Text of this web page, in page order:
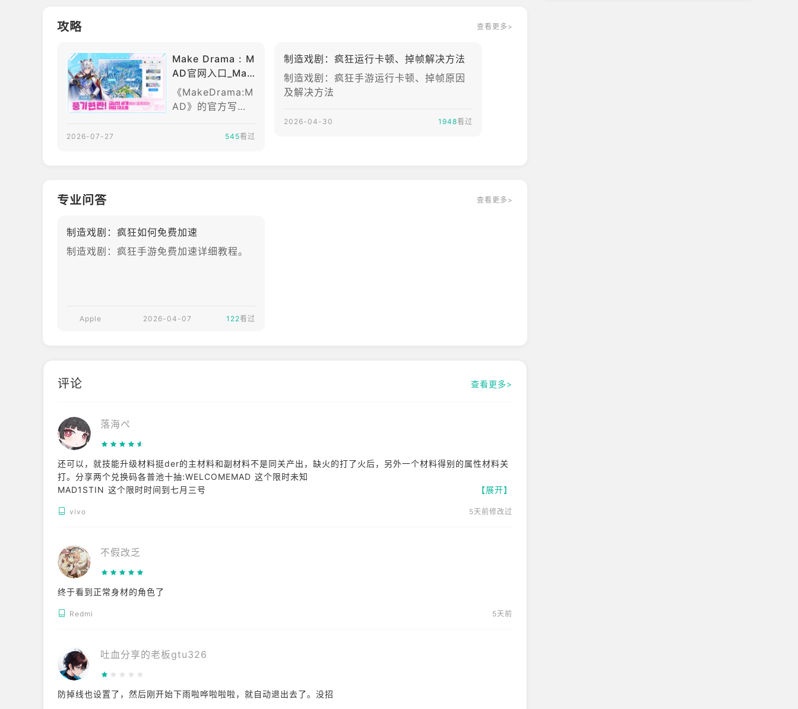
利用角色间的默契和协同作用，享受策略战斗的乐趣！
在霓虹闪烁的战场上，预测无数种可能性，完美掌控紧张局势，体验刺激！
超越简单的战斗，探索终极组合，体验真正的实时战斗！
■ 全新的开始！打造你独一无二的终极派对！
通过深入的交流和情感的分享，解锁秘密而精彩的故事！
在刺激感官、满足五感的浪漫故事中，体验极致的感官享受！
【可选访问权限】
- 通知：用于应用推送通知
- 照片：用于上传设备上存储的照片
* 即使您不同意授予可选访问权限，您仍然可以使用该服务。
【如何撤销访问权限】
---- 开发者联系方式：
Wemade Connect Co.,Ltd. 6楼，京畿道城南市盆唐区板桥路240号，邮编：13493
韩国 220-87-48481 京畿道城南市京畿道2015号，邮编：1372
攻略 查看更多>
Make Drama : M
AD官网入口_Mak
e Drama : MAD
官网版下载介绍
《MakeDrama:M
AD》的官方写法
a:MAD》，是一款
个男性极为罕见的
异世界，与多位性
集、Live2D动
择结合在一起。玩
2026-07-27 545看过
制造戏剧：疯狂运行卡顿、掉帧解决方法
制造戏剧：疯狂手游运行卡顿、掉帧原因
及解决方法
2026-04-30 1948看过
专业问答 查看更多>
制造戏剧：疯狂如何免费加速
制造戏剧：疯狂手游免费加速详细教程。
Apple 2026-04-07 122看过
评论 查看更多>
落海ぺ
还可以，就技能升级材料挺der的主材料和副材料不是同关产出，缺火的打了火后，另外一个材料得别的属性材料关
打。分享两个兑换码各普池十抽:WELCOMEMAD 这个限时未知
MAD1STIN 这个限时时间到七月三号
【展开】
vivo 5天前修改过
不假改乏
终于看到正常身材的角色了
Redmi 5天前
吐血分享的老板gtu326
防掉线也设置了，然后刚开始下雨啦哗啦啦啦，就自动退出去了。没招